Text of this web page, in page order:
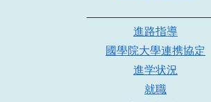
進路指導
國學院大學連携協定
進学状況
就職